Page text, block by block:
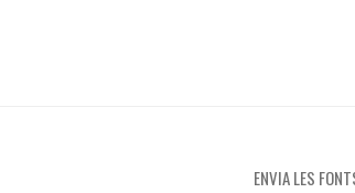
ENVIA LES